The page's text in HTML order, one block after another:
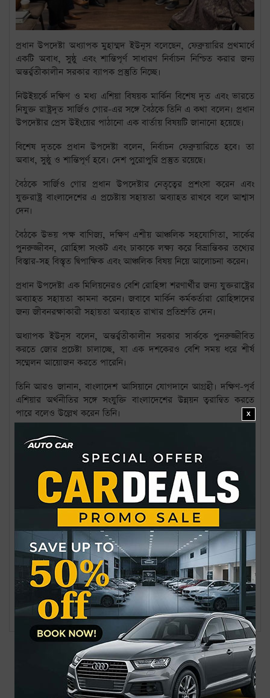
প্রধান উপদেষ্টা অধ্যাপক মুহাম্মদ ইউনূস বলেছেন, ফেব্রুয়ারির প্রথমার্ধে
একটি অবাধ, সুষ্ঠু এবং শান্তিপূর্ণ সাধারণ নির্বাচন নিশ্চিত করার জন্য
অন্তর্র্বতীকালীন সরকার ব্যাপক প্রস্তুতি নিচ্ছে।
নিউইয়র্কে দক্ষিণ ও মধ্য এশিয়া বিষয়ক মার্কিন বিশেষ দূত এবং ভারতে
নিযুক্ত রাষ্ট্রদূত সার্জিও গোর-এর সঙ্গে বৈঠকে তিনি এ কথা বলেন। প্রধান
উপদেষ্টার প্রেস উইংয়ের পাঠানো এক বার্তায় বিষয়টি জানানো হয়েছে।
বিশেষ দূতকে প্রধান উপদেষ্টা বলেন, নির্বাচন ফেব্রুয়ারিতে হবে। তা
অবাধ, সুষ্ঠু ও শান্তিপূর্ণ হবে। দেশ পুরোপুরি প্রস্তুত রয়েছে।
বৈঠকে সার্জিও গোর প্রধান উপদেষ্টার নেতৃত্বের প্রশংসা করেন এবং
যুক্তরাষ্ট্র বাংলাদেশের এ প্রচেষ্টায় সহায়তা অব্যাহত রাখবে বলে আশ্বাস
দেন।
বৈঠকে উভয় পক্ষ বাণিজ্য, দক্ষিণ এশীয় আঞ্চলিক সহযোগিতা, সার্কের
পুনরুজ্জীবন, রোহিঙ্গা সংকট এবং ঢাকাকে লক্ষ্য করে বিভ্রান্তিকর তথ্যের
বিস্তার-সহ বিস্তৃত দ্বিপাক্ষিক এবং আঞ্চলিক বিষয় নিয়ে আলোচনা করেন।
প্রধান উপদেষ্টা এক মিলিয়নেরও বেশি রোহিঙ্গা শরণার্থীর জন্য যুক্তরাষ্ট্রের
অব্যাহত সহায়তা কামনা করেন। জবাবে মার্কিন কর্মকর্তারা রোহিঙ্গাদের
জন্য জীবনরক্ষাকারী সহায়তা অব্যাহত রাখার প্রতিশ্রুতি দেন।
অধ্যাপক ইউনূস বলেন, অন্তর্র্বতীকালীন সরকার সার্ককে পুনরুজ্জীবিত
করতে জোর প্রচেষ্টা চালাচ্ছে, যা এক দশকেরও বেশি সময় ধরে শীর্ষ
সম্মেলন আয়োজন করতে পারেনি।
তিনি আরও জানান, বাংলাদেশ আসিয়ানে যোগদানে আগ্রহী। দক্ষিণ-পূর্ব
এশিয়ার অর্থনীতির সঙ্গে সংযুক্তি বাংলাদেশের উন্নয়ন ত্বরান্বিত করতে
পারে বলেও উল্লেখ করেন তিনি।
এছাড়া, নেপাল, ভুটান এবং ভারতের সাত উত্তর-পূর্বাঞ্চলীয় রাজ্যের সঙ্গে
অর্থনৈতিক সম্পর্ক জোরদারের ওপর গুরুত্বারোপ করেন প্রধান উপদেষ্টা।
তিনি বলেন, আঞ্চলিক সহযোগিতা বাড়াতে পারলে আমাদের অর্থনৈতিক
প্রবৃদ্ধি আরও দ্রুত হবে।
বৈঠকের শেষে অধ্যাপক ইউনূস সার্জিও গোরকে সুবিধাজনক সময়ে
বাংলাদেশ সফরের আমন্ত্রণ জানান।
জাতীয় সংসদ নির্বাচন: ইসির সংলাপ শুরু ২৮ সেপ্টেম্বর
রাবিতে শাটডাউন প্রত্যাহার
সর্বশেষ
জনপ্রিয়
নাফ নদ থেকে ৩ জেলেকে ধরে নিয়ে গেছে আরাকান আর্মি
X